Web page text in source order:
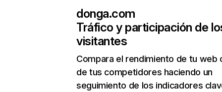
donga.com
Tráfico y participación de
visitantes
Compara el rendimiento de tu web
de tus competidores haciendo un
seguimiento de los indicadores